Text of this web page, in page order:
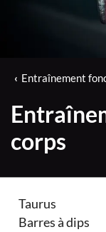
Entraînement
corps
Taurus
Barres à dips